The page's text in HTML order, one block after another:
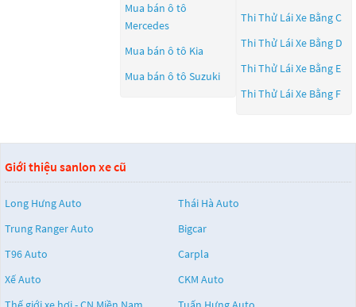
Mua bán ô tô
Mercedes
Mua bán ô tô Kia
Mua bán ô tô Suzuki
Thi Thử Lái Xe Bằng C
Thi Thử Lái Xe Bằng D
Thi Thử Lái Xe Bằng E
Thi Thử Lái Xe Bằng F
Giới thiệu sanlon xe cũ
Long Hưng Auto
Thái Hà Auto
Trung Ranger Auto
Bigcar
T96 Auto
Carpla
Xế Auto
CKM Auto